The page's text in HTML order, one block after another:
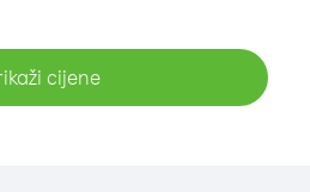
cijene